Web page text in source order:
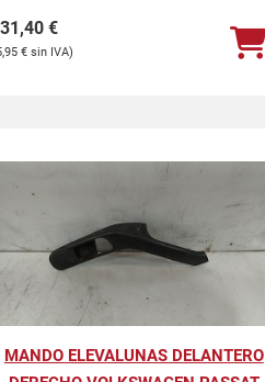
31,40 €
€
MANDO ELEVALUNAS DELANTERO